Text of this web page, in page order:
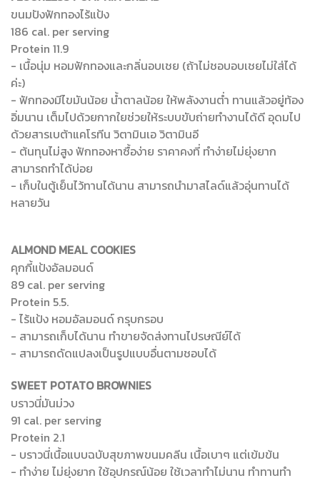
ขนมปังฟักทองไร้แป้ง
186 cal. per serving
Protein 11.9
- เนื้อนุ่ม หอมฟักทองและกลิ่นอบเชย (ถ้าไม่ชอบอบเชยไม่ใส่ได้
ค่ะ)
- ฟักทองมีไขมันน้อย น้ำตาลน้อย ให้พลังงานต่ำ ทานแล้วอยู่ท้อง
อิ่มนาน เต็มไปด้วยกากใยช่วยให้ระบบขับถ่ายทำงานได้ดี อุดมไป
ด้วยสารเบต้าแคโรทีน วิตามินเอ วิตามินอี
- ต้นทุนไม่สูง ฟักทองหาซื้อง่าย ราคาคงที่ ทำง่ายไม่ยุ่งยาก
สามารถทำได้บ่อย
- เก็บในตู้เย็นไว้ทานได้นาน สามารถนำมาสไลด์แล้วอุ่นทานได้
หลายวัน
ALMOND MEAL COOKIES
คุกกี้แป้งอัลมอนด์
89 cal. per serving
Protein 5.5.
- ไร้แป้ง หอมอัลมอนด์ กรุบกรอบ
- สามารถเก็บได้นาน ทำขายจัดส่งทานไปรษณีย์ได้
- สามารถดัดแปลงเป็นรูปแบบอื่นตามชอบได้
SWEET POTATO BROWNIES
บราวนี่มันม่วง
91 cal. per serving
Protein 2.1
- บราวนี่เนื้อแบบฉบับสุขภาพขนมคลีน เนื้อเบาๆ แต่เข้มข้น
- ทำง่าย ไม่ยุ่งยาก ใช้อุปกรณ์น้อย ใช้เวลาทำไม่นาน ทำทานทำ